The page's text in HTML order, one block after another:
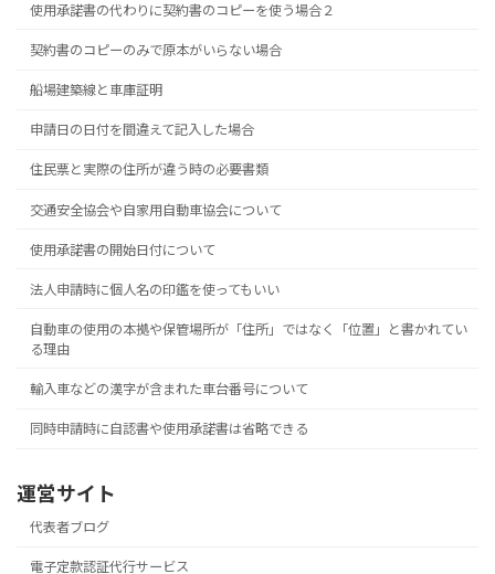
使用承諾書の代わりに契約書のコピーを使う場合２
契約書のコピーのみで原本がいらない場合
船場建築線と車庫証明
申請日の日付を間違えて記入した場合
住民票と実際の住所が違う時の必要書類
交通安全協会や自家用自動車協会について
使用承諾書の開始日付について
法人申請時に個人名の印鑑を使ってもいい
自動車の使用の本拠や保管場所が「住所」ではなく「位置」と書かれてい
る理由
輸入車などの漢字が含まれた車台番号について
同時申請時に自認書や使用承諾書は省略できる
運営サイト
代表者ブログ
電子定款認証代行サービス